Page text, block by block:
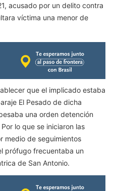
acusado por un delito contra
víctima una menor de
que el implicado estaba
El Pesado de dicha
una orden detención
lo que se iniciaron las
medio de seguimientos
prófugo frecuentaba un
de San Antonio.